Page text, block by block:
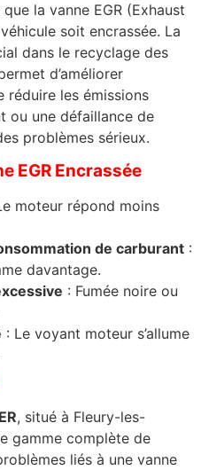
la vanne EGR (Exhaust
soit encrassée. La
dans le recyclage des
d’améliorer
réduire les émissions
ou une défaillance de
problèmes sérieux.
EGR Encrassée
moteur répond moins
de carburant :
davantage.
: Fumée noire ou
: Le voyant moteur s’allume
, situé à Fleury-les-
gamme complète de
liés à une vanne